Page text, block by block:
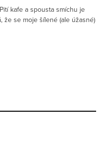
kafe a spousta smíchu je
že se moje šílené (ale úžasné)